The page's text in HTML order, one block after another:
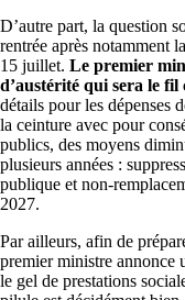
D’autre part, la question
rentrée après notamment
15 juillet. Le premier
d’austérité qui sera le
détails pour les dépenses
la ceinture avec pour
publics, des moyens
plusieurs années :
publique et non-
2027.
Par ailleurs, afin de
premier ministre annonce
le gel de prestations